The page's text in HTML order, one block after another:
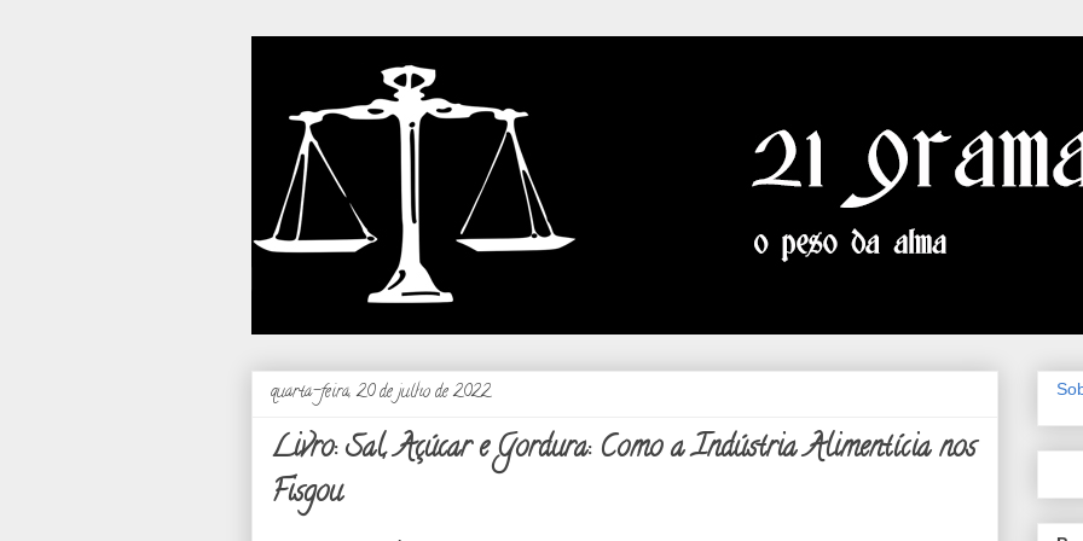
quarta-feira, 20 de julho de 2022
Livro: Sal, Açúcar e Gordura: Como a Indústria Alimentícia nos
Fisgou